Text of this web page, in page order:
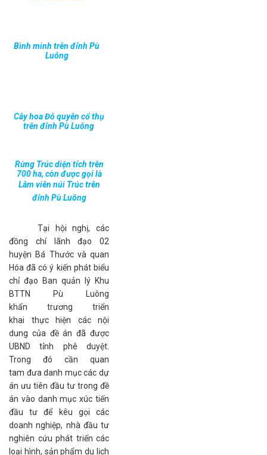
Bình minh trên đỉnh Pù
Luông
Cây hoa Đỗ quyên cổ thụ
trên đỉnh Pù Luông
Rừng Trúc diện tích trên
700 ha, còn được gọi là
Lâm viên núi Trúc trên
đỉnh Pù Luông
Tại hội nghị, các
đồng chí lãnh đạo 02
huyện Bá Thước và quan
Hóa đã có ý kiến phát biểu
chỉ đạo Ban quản lý Khu
BTTN Pù Luông
khẩn trương triển
khai thực hiện các nội
dung của đề án đã được
UBND tỉnh phê duyệt.
Trong đó cần quan
tam đưa danh mục các dự
án ưu tiên đầu tư trong đề
án vào danh mục xúc tiến
đầu tư để kêu gọi các
doanh nghiệp, nhà đầu tư
nghiên cứu phát triển các
loại hình, sản phẩm du lịch